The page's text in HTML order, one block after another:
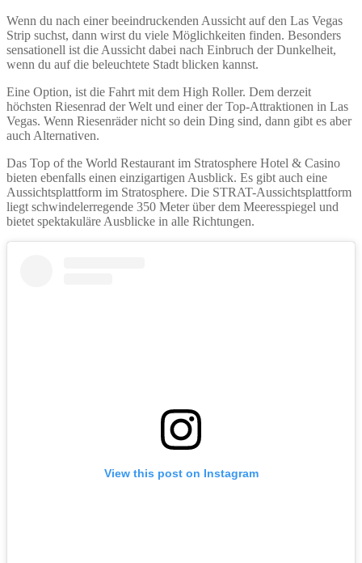
Wenn du nach einer beeindruckenden Aussicht auf den Las Vegas
Strip suchst, dann wirst du viele Möglichkeiten finden. Besonders
sensationell ist die Aussicht dabei nach Einbruch der Dunkelheit,
wenn du auf die beleuchtete Stadt blicken kannst.
Eine Option, ist die Fahrt mit dem High Roller. Dem derzeit
höchsten Riesenrad der Welt und einer der Top-Attraktionen in Las
Vegas. Wenn Riesenräder nicht so dein Ding sind, dann gibt es aber
auch Alternativen.
Das Top of the World Restaurant im Stratosphere Hotel & Casino
bieten ebenfalls einen einzigartigen Ausblick. Es gibt auch eine
Aussichtsplattform im Stratosphere. Die STRAT-Aussichtsplattform
liegt schwindelerregende 350 Meter über dem Meeresspiegel und
bietet spektakuläre Ausblicke in alle Richtungen.
View this post on Instagram